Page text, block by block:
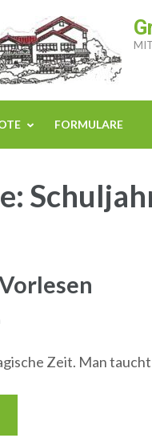
FORMULARE
Zeit. Man